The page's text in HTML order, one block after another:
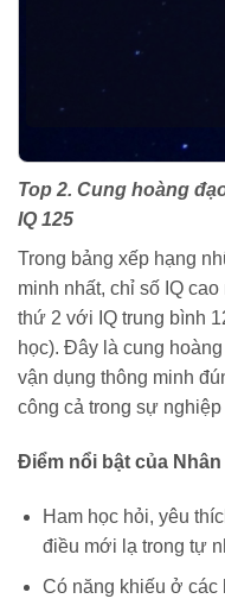
Top 2. Cung hoàng
IQ 125
Trong bảng xếp hạng
minh nhất, chỉ số IQ
thứ 2 với IQ trung bình
học). Đây là cung
vận dụng thông minh
công cả trong sự nghiệp
Điểm nổi bật của Nhân
Ham học hỏi, yêu
điều mới lạ trong tự
Có năng khiếu ở các